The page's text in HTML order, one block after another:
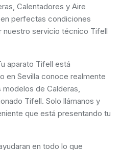
Calentadores y Aire
perfectas condiciones
nuestro servicio técnico Tifell
aparato Tifell está
en Sevilla conoce realmente
de Calderas,
Tifell. Solo llámanos y
que está presentando tu
en todo lo que